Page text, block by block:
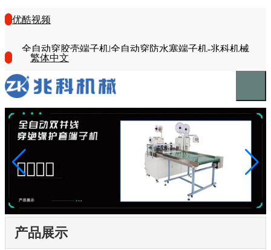
优酷视频
全自动穿胶壳端子机|全自动穿防水塞端子机-兆科机械
繁体中文
产品展示